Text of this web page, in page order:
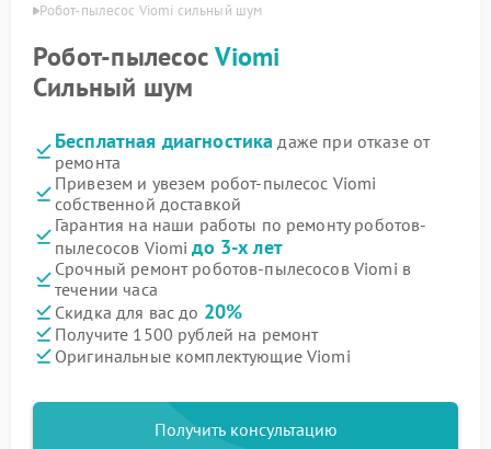
Робот-пылесос Viomi сильный шум
Робот-пылесосViomi
Сильный шум
Бесплатная диагностика даже при отказе от
ремонта
Привезем и увезем робот-пылесос Viomi
собственной доставкой
Гарантия на наши работы по ремонту роботов-
пылесосов Viomiдо 3-х лет
Срочный ремонт роботов-пылесосов Viomi в
течении часа
Скидка для вас до 20%
Получите 1500 рублей на ремонт
Оригинальные комплектующие Viomi
Получить консультацию